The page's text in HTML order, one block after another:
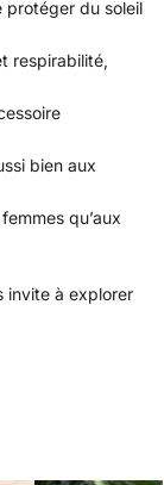
protéger du soleil
respirabilité,
bien aux
qu’aux
invite à explorer